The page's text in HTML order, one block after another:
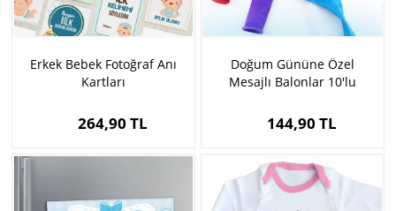
Erkek Bebek Fotoğraf Anı
Kartları
264,90 TL
Doğum Gününe Özel
Mesajlı Balonlar 10'lu
144,90 TL